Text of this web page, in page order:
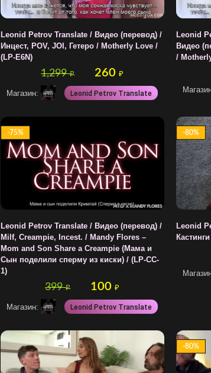
Leonid Petrov Translate / Видео (перевод) /
Инцест, POV, JOI, Гетеро / Motherly Love /
(LP-E6N)
1,299₽ 260₽
Магазин: Leonid Petrov Translate
Leonid
Видео
/
-75%
Leonid Petrov Translate / Видео (перевод) /
Milf, Creampie, Incest. / Mandy Flores –
Mom and Son Share a Creampie (Мама и
Сын поделили сперму из киски) / (LP-CC-
1)
399₽ 100₽
Магазин: Leonid Petrov Translate
-80%
Leonid
-80%